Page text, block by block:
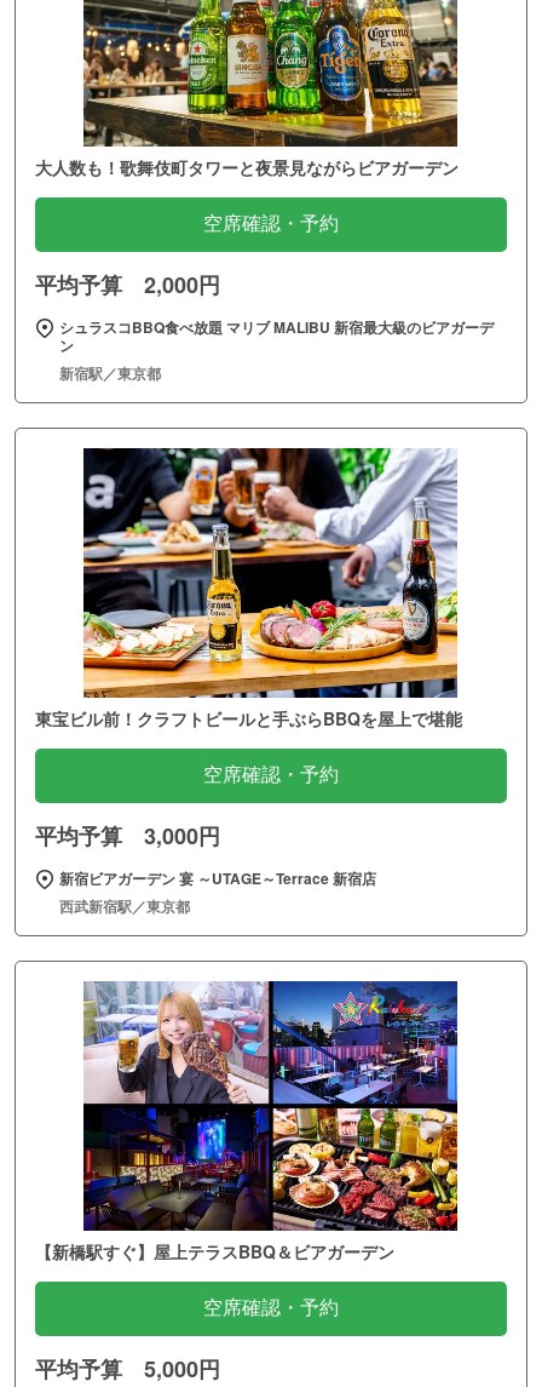
大人数も！歌舞伎町タワーと夜景見ながらビアガーデン
空席確認・予約
平均予算 2,000円
シュラスコBBQ食べ放題 マリブ MALIBU 新宿最大級のビアガーデ
ン
新宿駅／東京都
東宝ビル前！クラフトビールと手ぶらBBQを屋上で堪能
空席確認・予約
平均予算 3,000円
新宿ビアガーデン 宴 ～UTAGE～Terrace 新宿店
西武新宿駅／東京都
【新橋駅すぐ】屋上テラスBBQ＆ビアガーデン
空席確認・予約
平均予算 5,000円